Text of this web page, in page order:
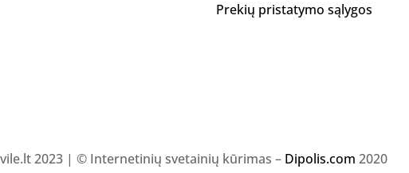
Prekių pristatymo sąlygos
2023 | © Internetinių svetainių kūrimas – Dipolis.com 2020